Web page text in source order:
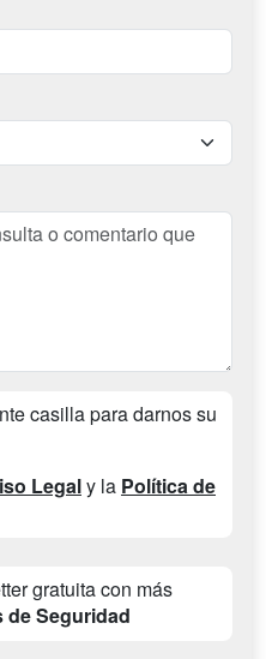
casilla para darnos su
Legaly la Política de
gratuita con más
de Seguridad